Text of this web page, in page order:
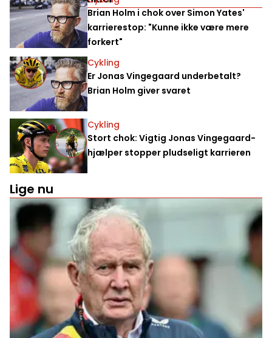
Brian Holm i chok over Simon Yates'
karrierestop: "Kunne ikke være mere
forkert"
Cykling
Er Jonas Vingegaard underbetalt?
Brian Holm giver svaret
Cykling
Stort chok: Vigtig Jonas Vingegaard-
hjælper stopper pludseligt karrieren
Lige nu